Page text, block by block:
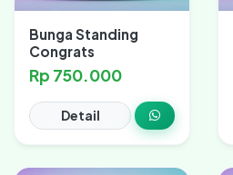
Bunga Standing
Congrats
Rp 750.000
Detail